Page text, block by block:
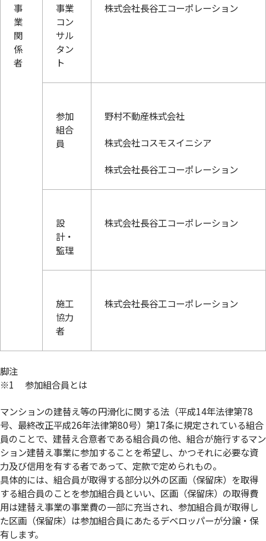
事
業
関
係
者
事業
コン
サル
タン
ト
株式会社長谷工コーポレーション
参加
組合
員
野村不動産株式会社
株式会社コスモスイニシア
株式会社長谷工コーポレーション
設
計・
監理
株式会社長谷工コーポレーション
施工
協力
者
株式会社長谷工コーポレーション
脚注
※1 参加組合員とは
マンションの建替え等の円滑化に関する法（平成14年法律第78
号、最終改正平成26年法律第80号）第17条に規定されている組合
員のことで、建替え合意者である組合員の他、組合が施行するマン
ション建替え事業に参加することを希望し、かつそれに必要な資
力及び信用を有する者であって、定款で定められもの。
具体的には、組合員が取得する部分以外の区画（保留床）を取得
する組合員のことを参加組合員といい、区画（保留床）の取得費
用は建替え事業の事業費の一部に充当され、参加組合員が取得し
た区画（保留床）は参加組合員にあたるデベロッパーが分譲・保
有します。